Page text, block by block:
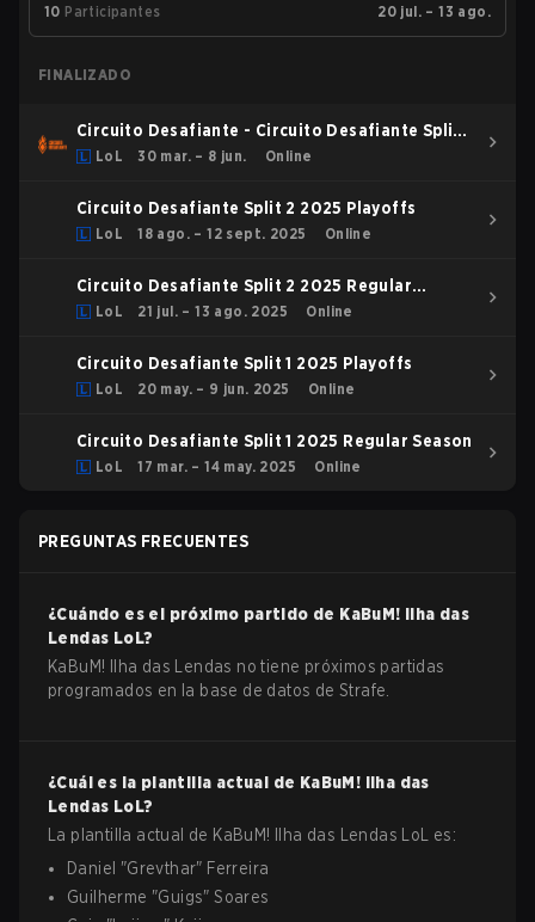
10 Participantes 20 jul. – 13 ago.
FINALIZADO
Circuito Desafiante - Circuito Desafiante Split 1
2026
LoL 30 mar. – 8 jun. Online
Circuito Desafiante Split 2 2025 Playoffs
LoL 18 ago. – 12 sept. 2025 Online
Circuito Desafiante Split 2 2025 Regular
Season
LoL 21 jul. – 13 ago. 2025 Online
Circuito Desafiante Split 1 2025 Playoffs
LoL 20 may. – 9 jun. 2025 Online
Circuito Desafiante Split 1 2025 Regular Season
LoL 17 mar. – 14 may. 2025 Online
PREGUNTAS FRECUENTES
¿Cuándo es el próximo partido de KaBuM! Ilha das
Lendas LoL?
KaBuM! Ilha das Lendas no tiene próximos partidas
programados en la base de datos de Strafe.
¿Cuál es la plantilla actual de KaBuM! Ilha das
Lendas LoL?
La plantilla actual de KaBuM! Ilha das Lendas LoL
es:
Daniel "Grevthar" Ferreira
Guilherme "Guigs"Soares